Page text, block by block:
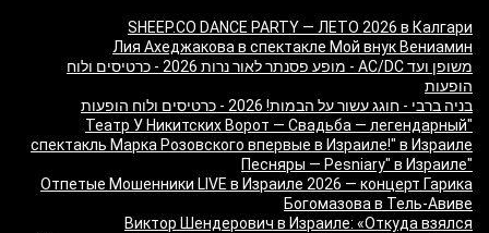
SHEEP.CO DANCE PARTY — ЛЕТО 2026 в Калгари
Лия Ахеджакова в спектакле Мой внук Вениамин
משופן ועד AC/DC - מופע פסנתר לאור נרות 2026 - כרטיסים ולוח
הופעות
בניה ברבי - חוגג עשור על הבמות! 2026 - כרטיסים ולוח הופעות
"Театр У Никитских Ворот — Свадьба — легендарный
спектакль Марка Розовского впервые в Израиле!" в Израиле
"Песняры — Pesniary" в Израиле
Отпетые Мошенники LIVE в Израиле 2026 — концерт Гарика
Богомазова в Тель-Авиве
Виктор Шендерович в Израиле: «Откуда взялся